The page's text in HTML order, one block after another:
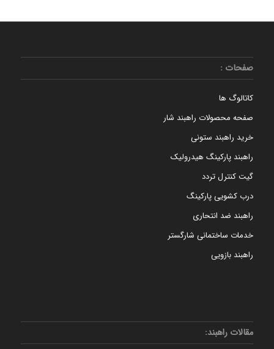
صفحات :
کاتالوگ ها
صفحه محصولات راهبند شار
خرید راهبند ستونی
راهبند پارکینگ هیدرولیک
گیت کنترل تردد
درب کشویی پارکینگ
راهبند ضد انتحاری
خدمات ساختمانی شارگستر
راهبند بازویی
مقالات راهبند: